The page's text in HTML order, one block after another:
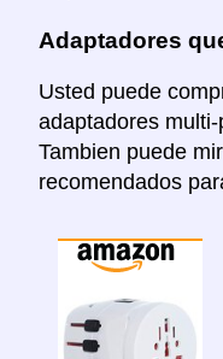
Adaptadores
Usted puede
adaptadores
Tambien puede
recomendados